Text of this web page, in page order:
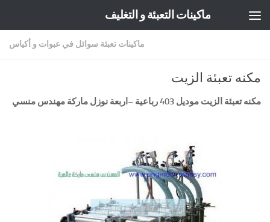
ماكينات التعبئة و التغليف
ماكينات تعبئة سوائل في عبوات و أكياس
مكنه تعبئة الزيت
مكنه تعبئة الزيت موديل 403 رباعية – اربعة نوزل ماركة مهندس منسي